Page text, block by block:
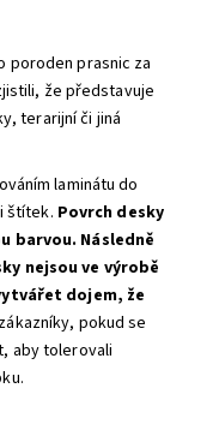
poroden prasnic za
že představuje
terarijní či jiná
laminátu do
štítek. Povrch desky
barvou. Následně
nejsou ve výrobě
dojem, že
pokud se
aby tolerovali